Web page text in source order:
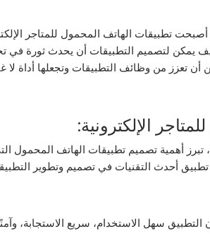
تطبيقات الهاتف المحمول للمتاجر
لتصميم التطبيقات أن يحدث ثورة في
أن تعزز من وظائف التطبيقات وتجعلها
الإلكترونية:
تبرز أهمية تصميم تطبيقات الهاتف المحمول
أحدث التقنيات في تصميم وتطوير
سهل الاستخدام، سريع الاستجابة،